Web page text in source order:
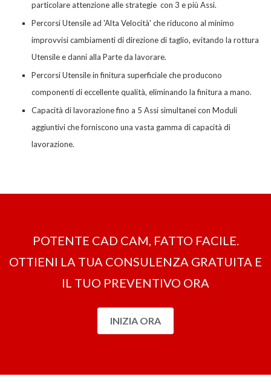
particolare attenzione alle strategie con 3 epiù Assi.
Percorsi Utensile ad 'Alta Velocità' che riducono al minimo
improvvisi cambiamenti di direzione di taglio, evitando la rottura
Utensile e danni alla Parte da lavorare.
Percorsi Utensilein finitura superficialeche producono
componenti dieccellentequalità, eliminando la finitura a mano.
Capacità di lavorazione fino a 5 Assi simultanei con Moduli
aggiuntivi che forniscono una vasta gamma di capacità di
lavorazione.
POTENTE CAD CAM, FATTO FACILE.
OTTIENI LA ​​TUA CONSULENZA GRATUITA E
IL TUO PREVENTIVO ORA
INIZIA ORA